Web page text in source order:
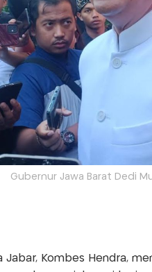
Gubernur Jawa Barat Dedi
Jabar, Kombes Hendra,